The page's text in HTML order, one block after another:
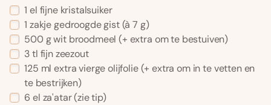
1 el fijne kristalsuiker
1 zakjegedroogde gist(à 7 g)
500 gwit broodmeel (+ extra om te bestuiven)
3tl fijn zeezout
125 ml extra vierge olijfolie(+ extra om in te vetten en
te bestrijken)
6 el za'atar(zie tip)